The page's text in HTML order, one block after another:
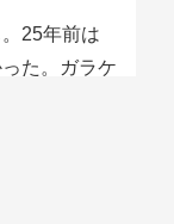
25年前は
た。ガラケ